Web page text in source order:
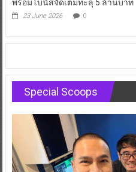
พร้อมโบนัสจัดเต็มทะลุ 5 ล้านบาท
23 June 2026 0
Special Scoops